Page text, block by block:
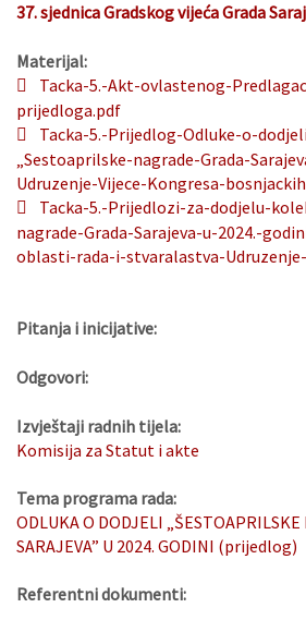
37. sjednica Gradskog vijeća Grada
Materijal:
Tacka-5.-Akt-ovlastenog-
prijedloga.pdf
Tacka-5.-Prijedlog-Odluke-o-
„Sestoaprilske-nagrade-Grada-
Udruzenje-Vijece-Kongresa-
Tacka-5.-Prijedlozi-za-dodjelu-
nagrade-Grada-Sarajeva-u-2024.-
oblasti-rada-i-stvaralastva-
Pitanja i inicijative:
Odgovori:
Izvještaji radnih tijela:
Komisija za Statut i akte
Tema programa rada:
ODLUKA O DODJELI „ŠESTOAPRILSKE
SARAJEVA” U 2024. GODINI (prijedlog)
Referentni dokumenti: